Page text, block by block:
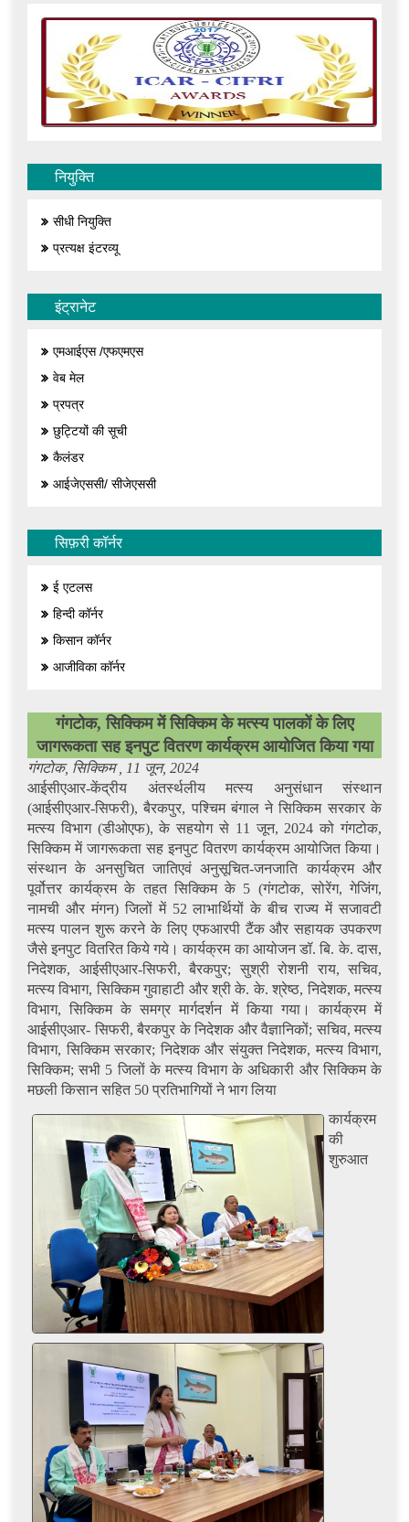
नियुक्ति
सीधी नियुक्ति
प्रत्यक्ष इंटरव्यू
इंट्रानेट
एमआईएस /एफएमएस
वेब मेल
प्रपत्र
छुट्टियों की सूची
कैलंडर
आईजेएससी/ सीजेएससी
सिफ़री कॉर्नर
ई एटलस
हिन्दी कॉर्नर
किसान कॉर्नर
आजीविका कॉर्नर
गंगटोक, सिक्किम में सिक्किम के मत्स्य पालकों के लिए
जागरूकता सह इनपुट वितरण कार्यक्रम आयोजित किया गया
गंगटोक, सिक्किम , 11 जून, 2024
आईसीएआर-केंद्रीय अंतर्स्थलीय मत्स्य अनुसंधान संस्थान
(आईसीएआर-सिफरी), बैरकपुर, पश्चिम बंगाल ने सिक्किम सरकार के
मत्स्य विभाग (डीओएफ), के सहयोग से 11 जून, 2024 को गंगटोक,
सिक्किम में जागरूकता सह इनपुट वितरण कार्यक्रम आयोजित किया।
संस्थान के अनसुचित जातिएवं अनुसूचित-जनजाति कार्यक्रम और
पूर्वोत्तर कार्यक्रम के तहत सिक्किम के 5 (गंगटोक, सोरेंग, गेजिंग,
नामची और मंगन) जिलों में 52 लाभार्थियों के बीच राज्य में सजावटी
मत्स्य पालन शुरू करने के लिए एफआरपी टैंक और सहायक उपकरण
जैसे इनपुट वितरित किये गये। कार्यक्रम का आयोजन डॉ. बि. के. दास,
निदेशक, आईसीएआर-सिफरी, बैरकपुर; सुश्री रोशनी राय, सचिव,
मत्स्य विभाग, सिक्किम गुवाहाटी और श्री के. के. श्रेष्ठ, निदेशक, मत्स्य
विभाग, सिक्किम के समग्र मार्गदर्शन में किया गया। कार्यक्रम में
आईसीएआर- सिफरी, बैरकपुर के निदेशक और वैज्ञानिकों; सचिव, मत्स्य
विभाग, सिक्किम सरकार; निदेशक और संयुक्त निदेशक, मत्स्य विभाग,
सिक्किम; सभी 5 जिलों के मत्स्य विभाग के अधिकारी और सिक्किम के
मछली किसान सहित 50 प्रतिभागियों ने भाग लिया
कार्यक्रम
की
शुरुआत